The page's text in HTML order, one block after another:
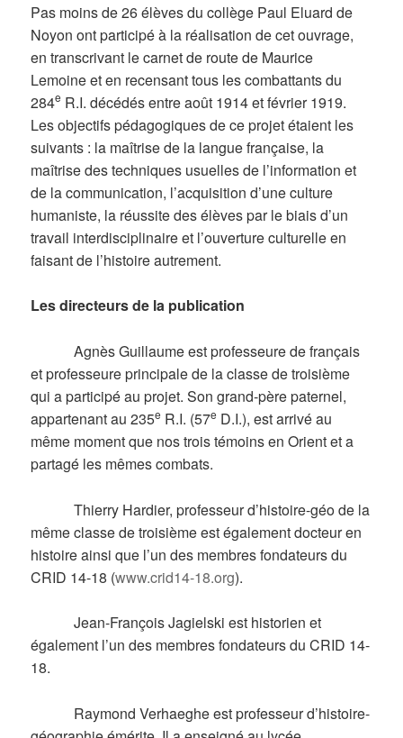
Pas moins de 26 élèves du collège Paul Eluard de
Noyon ont participé à la réalisation de cet ouvrage,
en transcrivant le carnet de route de Maurice
Lemoine et en recensant tous les combattants du
284e R.I. décédés entre août 1914 et février 1919.
Les objectifs pédagogiques de ce projet étaient les
suivants : la maîtrise de la langue française, la
maîtrise des techniques usuelles de l’information et
de la communication, l’acquisition d’une culture
humaniste, la réussite des élèves par le biais d’un
travail interdisciplinaire et l’ouverture culturelle en
faisant de l’histoire autrement.
Les directeurs de la publication
Agnès Guillaume est professeure de français
et professeure principale de la classe de troisième
qui a participé au projet. Son grand-père paternel,
appartenant au 235e R.I. (57e D.I.), est arrivé au
même moment que nos trois témoins en Orient et a
partagé les mêmes combats.
Thierry Hardier, professeur d’histoire-géo de la
même classe de troisième est également docteur en
histoire ainsi que l’un des membres fondateurs du
CRID 14-18 (www.crid14-18.org).
Jean-François Jagielski est historien et
également l’un des membres fondateurs du CRID 14-
18.
Raymond Verhaeghe est professeur d’histoire-